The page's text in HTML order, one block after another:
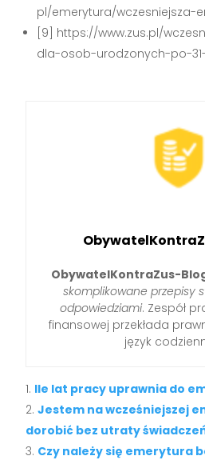
pl/emerytura/wczesniejsza-
[9] https://www.zus.pl/
dla-osob-urodzonych-po-
ObywatelKontraZus-
skomplikowane przepisy
odpowiedziami. Zespół
finansowej przekłada
język
Ile lat pracy uprawnia do
Jestem na wcześniejszej
dorobić bez utraty
Czy należy się emerytura